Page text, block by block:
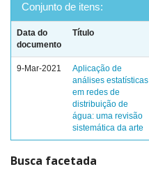
Conjunto de itens:
Data do
documento
Título
9-Mar-2021
Aplicação de
análises estatísticas
em redes de
distribuição de
água: uma revisão
sistemática da arte
Busca facetada